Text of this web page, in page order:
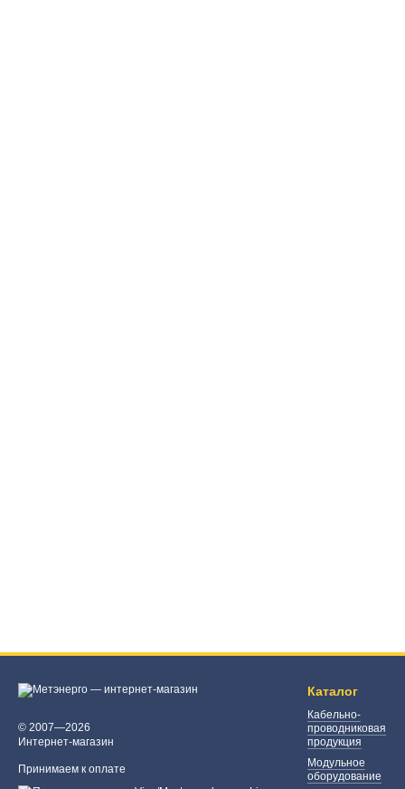
© 2007—2026
Интернет-магазин
Принимаем к оплате
Каталог
Кабельно-
проводниковая
продукция
Модульное
оборудование